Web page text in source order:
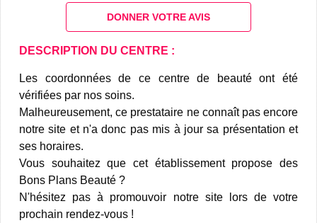
DONNER VOTRE AVIS
DESCRIPTION DU CENTRE :
Les coordonnées de ce centre de beauté ont été
vérifiées par nos soins.
Malheureusement, ce prestataire ne connaît pas encore
notre site et n'a donc pas mis à jour sa présentation et
ses horaires.
Vous souhaitez que cet établissement propose des
Bons Plans Beauté ?
N'hésitez pas à promouvoir notre site lors de votre
prochain rendez-vous !